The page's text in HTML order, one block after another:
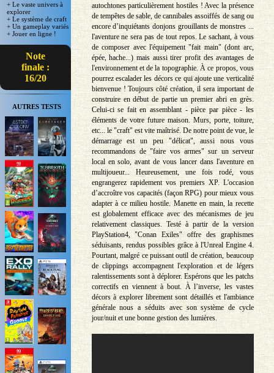
+ Le vaste univers à
explorer
+ Le système de craft
+ Un gameplay variés
+ Jouer en ligne !
Note
finale :
16/20
AUTRES TESTS
autochtones particulièrement hostiles ! Avec la présence
de tempêtes de sable, de cannibales assoiffés de sang ou
encore d’inquiétants donjons grouillants de monstres ...
l'aventure ne sera pas de tout repos. Le sachant, à vous
de composer avec l'équipement "fait main" (dont arc,
épée, hache...) mais aussi tirer profit des avantages de
l'environnement et de la topographie. À ce propos, vous
pourrez escalader les décors ce qui ajoute une verticalité
bienvenue ! Toujours côté création, il sera important de
construire en début de partie un premier abri en grès.
Celui-ci se fait en assemblant - pièce par pièce - les
éléments de votre future maison. Murs, porte, toiture,
etc... le "craft" est vite maîtrisé. De notre point de vue, le
démarrage est un peu "délicat", aussi nous vous
recommandons de "faire vos armes" sur un serveur
local en solo, avant de vous lancer dans l'aventure en
multijoueur... Heureusement, une fois rodé, vous
engrangerez rapidement vos premiers XP. L'occasion
d’accroître vos capacités (façon RPG) pour mieux vous
adapter à ce milieu hostile. Manette en main, la recette
est globalement efficace avec des mécanismes de jeu
relativement classiques. Testé à partir de la version
PlayStation4, "Conan Exiles" offre des graphismes
séduisants, rendus possibles grâce à l'Unreal Engine 4.
Pourtant, malgré ce puissant outil de création, beaucoup
de clippings accompagnent l'exploration et de légers
ralentissements sont à déplorer. Espérons que les patchs
correctifs en viennent à bout. À l’inverse, les vastes
décors à explorer librement sont détaillés et l'ambiance
générale nous a séduits avec son système de cycle
jour/nuit et une bonne gestion des lumières.